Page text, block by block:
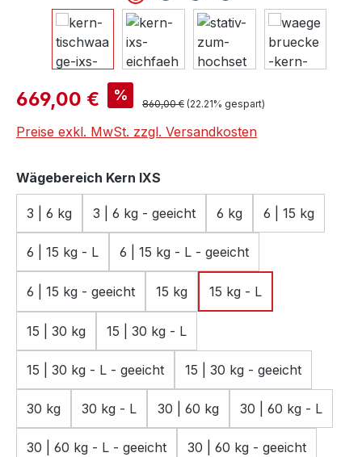
Verkaufspreis:
669,00 € % Regulärer Preis:
860,00 € (22.21% gespart)
Preise exkl. MwSt. zzgl. Versandkosten
Wägebereich Kern IXS
3 | 6 kg 3 | 6 kg - geeicht 6 kg 6 | 15 kg
6 | 15 kg - L 6 | 15 kg - L - geeicht
6 | 15 kg - geeicht 15 kg 15 kg - L
15 | 30 kg 15 | 30 kg - L
15 | 30 kg - L - geeicht 15 | 30 kg - geeicht
30 kg 30 kg - L 30 | 60 kg 30 | 60 kg - L
30 | 60 kg - L - geeicht 30 | 60 kg - geeicht